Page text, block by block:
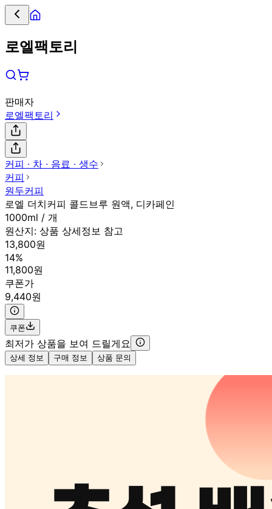
로엘팩토리
판매자
로엘팩토리
커피 ∙ 차 ∙ 음료 ∙ 생수
커피
원두커피
로엘 더치커피 콜드브루 원액, 디카페인
1000ml / 개
원산지: 상품 상세정보 참고
13,800원
14%
11,800원
쿠폰가
9,440원
쿠폰
최저가 상품을 보여 드릴게요
상세 정보 구매 정보 상품 문의